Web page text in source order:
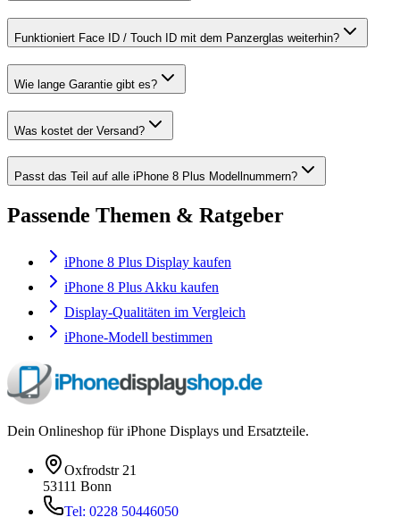
Funktioniert Face ID / Touch ID mit dem Panzerglas weiterhin?
Wie lange Garantie gibt es?
Was kostet der Versand?
Passt das Teil auf alle iPhone 8 Plus Modellnummern?
Passende Themen & Ratgeber
iPhone 8 Plus Display kaufen
iPhone 8 Plus Akku kaufen
Display-Qualitäten im Vergleich
iPhone-Modell bestimmen
Dein Onlineshop für iPhone Displays und Ersatzteile.
Oxfrodstr 21
53111 Bonn
Tel: 0228 50446050